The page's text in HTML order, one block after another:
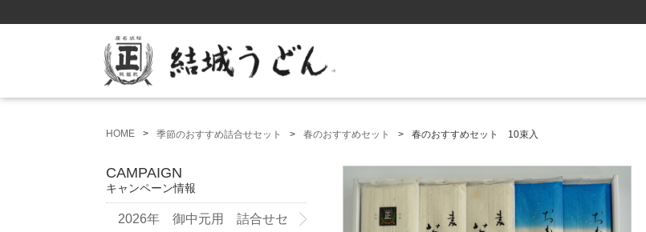
HOME 季節のおすすめ詰合せセット 春のおすすめセット 春のおすすめセット 10束入
CAMPAIGN
キャンペーン情報
2026年 御中元用 詰合せセ